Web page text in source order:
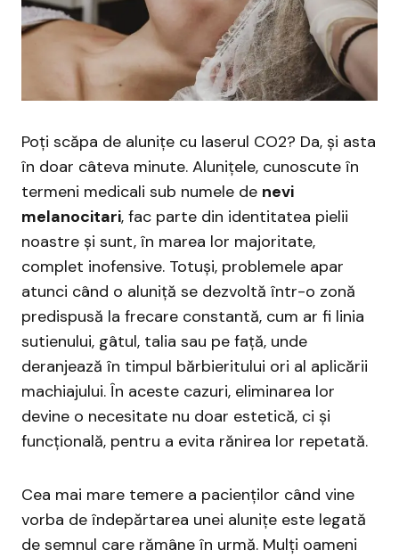
Poți scăpa de alunițe cu laserul CO2? Da, și asta
în doar câteva minute. Alunițele, cunoscute în
termeni medicali sub numele de nevi
melanocitari, fac parte din identitatea pielii
noastre și sunt, în marea lor majoritate,
complet inofensive. Totuși, problemele apar
atunci când o aluniță se dezvoltă într-o zonă
predispusă la frecare constantă, cum ar fi linia
sutienului, gâtul, talia sau pe față, unde
deranjează în timpul bărbieritului ori al aplicării
machiajului. În aceste cazuri, eliminarea lor
devine o necesitate nu doar estetică, ci și
funcțională, pentru a evita rănirea lor repetată.
Cea mai mare temere a pacienților când vine
vorba de îndepărtarea unei alunițe este legată
de semnul care rămâne în urmă. Mulți oameni